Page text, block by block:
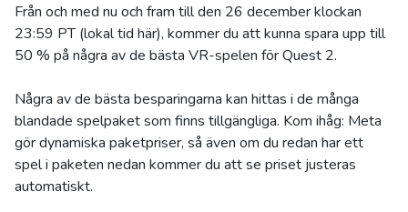
Från och med nu och fram till den 26 december klockan
23:59 PT (lokal tid här), kommer du att kunna spara upp till
50 % på några av de bästa VR-spelen för Quest 2.
Några av de bästa besparingarna kan hittas i de många
blandade spelpaket som finns tillgängliga. Kom ihåg: Meta
gör dynamiska paketpriser, så även om du redan har ett
spel i paketen nedan kommer du att se priset justeras
automatiskt.